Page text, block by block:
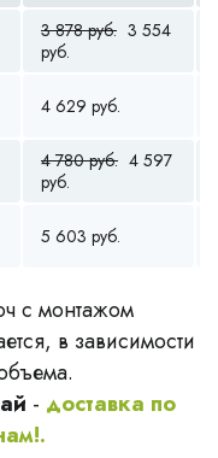
3 878 руб. 3 554
руб.
4 629 руб.
4 780 руб. 4 597
руб.
5 603 руб.
с монтажом
в зависимости
- доставка по